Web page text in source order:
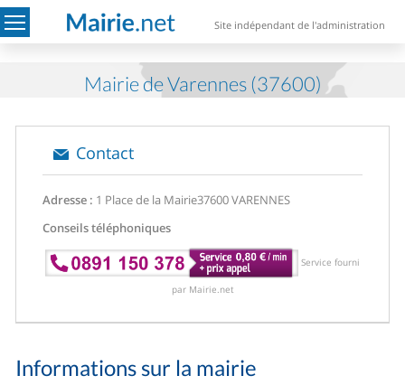
Site indépendant de l'administration
Mairie de Varennes (37600)
Contact
Adresse : 1 Place de la Mairie37600 VARENNES
Conseils téléphoniques
Service fourni
par Mairie.net
Informations sur la mairie